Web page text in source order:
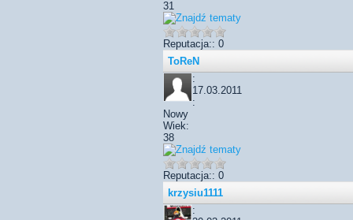
31
Reputacja:: 0
ToReN
:
17.03.2011
:
Nowy
Wiek:
38
Reputacja:: 0
krzysiu1111
: